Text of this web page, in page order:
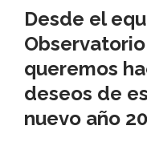
Desde el
queremos
deseos de
nuevo año